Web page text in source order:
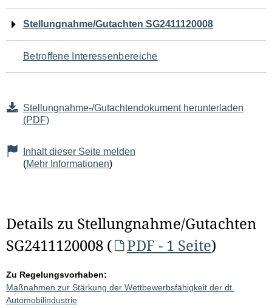
Navigation
für
den
Seiteninhalt
Stellungnahme/Gutachten SG2411120008
Betroffene Interessenbereiche
Stellungnahme-/Gutachtendokument herunterladen
(PDF)
Inhalt dieser Seite melden
(Mehr Informationen)
Details zu Stellungnahme/Gutachten
SG2411120008 (
PDF - 1 Seite)
Zu Regelungsvorhaben:
Maßnahmen zur Stärkung der Wettbewerbsfähigkeit der dt.
Automobilindustrie